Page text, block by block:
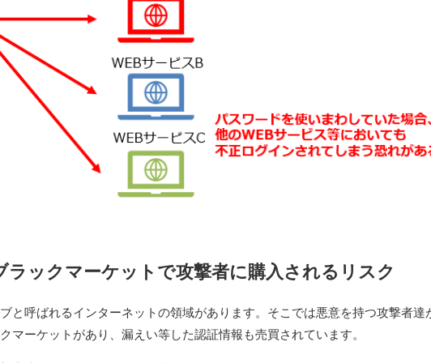
ックマーケットで攻撃者に購入されるリスク
と呼ばれるインターネットの領域があります。そこでは悪意を持つ攻撃者達
マーケットがあり、漏えい等した認証情報も売買されています。